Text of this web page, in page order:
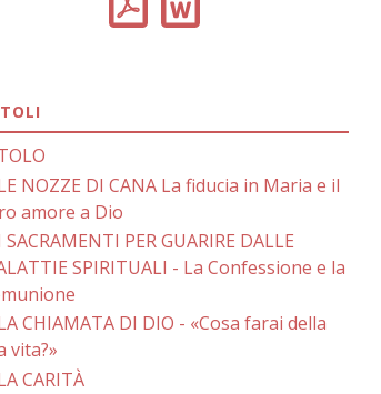
NOZZE DI CANA La fiducia in Maria e il
amore a Dio
SACRAMENTI PER GUARIRE DALLE
SPIRITUALI - La Confessione e la
CHIAMATA DI DIO - «Cosa farai della
vita?»
CARITÀ